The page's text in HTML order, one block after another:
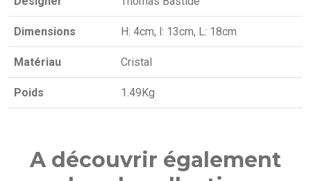
Dimensions H: 4cm, l: 13cm, L: 18cm
Matériau Cristal
Poids 1.49Kg
A découvrir également